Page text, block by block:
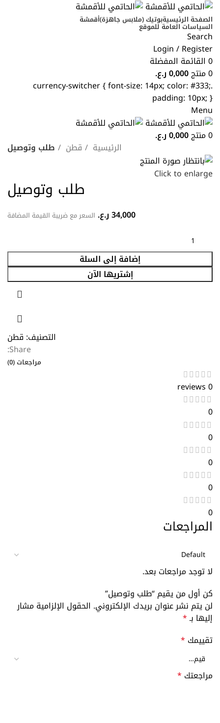
الصفحة الرئيسيةبوتيك (ملابس جاهزة)أقمشة
السياسات العامة للموقع
Search
Login / Register
0 القائمة المفضلة
0منتج0,000ر.ع.
.currency-switcher { font-size: 14px; color: #333;
padding: 10px; }
Menu
0منتج0,000ر.ع.
الرئيسية
قطن
طلب وتوصيل
Click to enlarge
طلب وتوصيل
34,000ر.ع. السعر مع ضريبة القيمة المضافة
إضافة إلى السلة
إشتريها الآن
التصنيف: قطن
Share:
مراجعات (0)
0 reviews
0
0
0
0
0
المراجعات
لا توجد مراجعات بعد.
كن أول من يقيم “طلب وتوصيل”
لن يتم نشر عنوان بريدك الإلكتروني. الحقول الإلزامية مشار
إليها بـ*
تقييمك *
مراجعتك *